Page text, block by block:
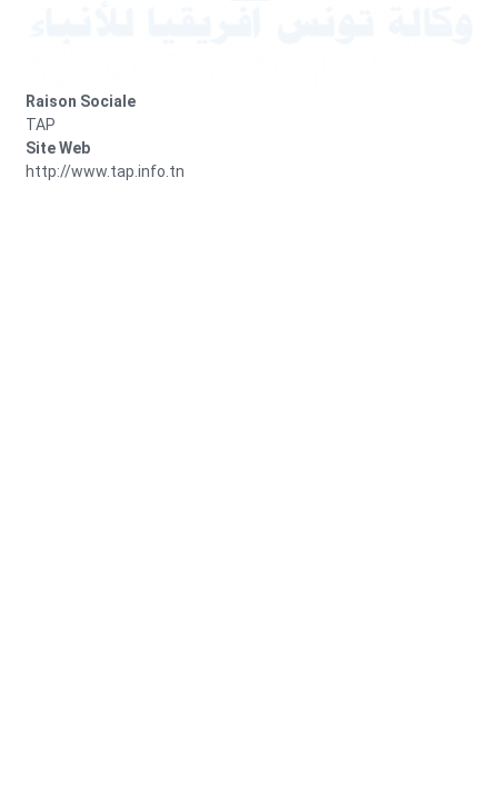
Raison Sociale
TAP
Site Web
http://www.tap.info.tn